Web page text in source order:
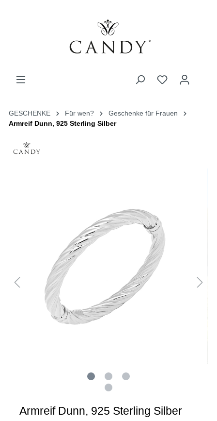
GESCHENKE Für wen?
Geschenke für Frauen
Armreif Dunn, 925 Sterling Silber
Armreif Dunn, 925 Sterling Silber